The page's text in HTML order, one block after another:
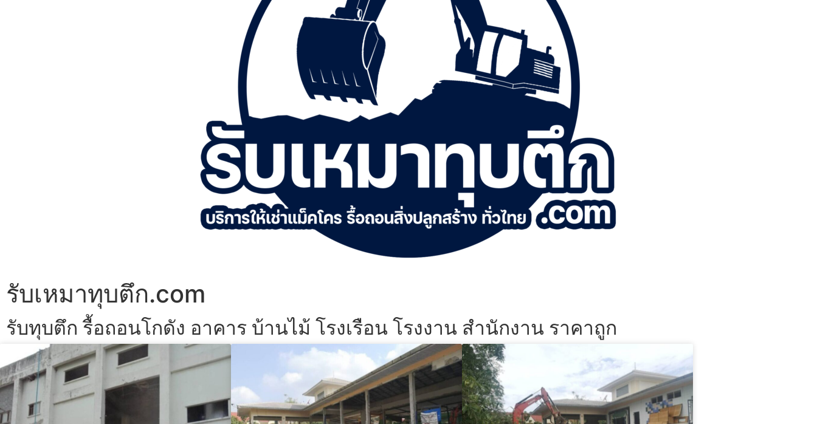
รับเหมาทุบตึก.com
รับทุบตึก รื้อถอนโกดัง อาคาร บ้านไม้ โรงเรือน โรงงาน สำนักงาน ราคาถูก